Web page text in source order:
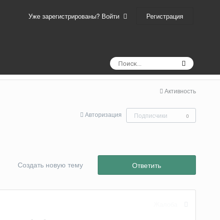
Уже зарегистрированы? Войти Регистрация
Активность
Авторизация Подписчики 0
Ответить
Создать новую тему